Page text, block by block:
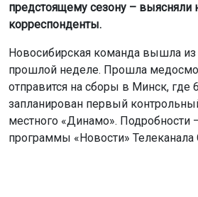
предстоящему сезону – выясняли
корреспонденты.
Новосибирская команда вышла из
прошлой неделе. Прошла
отправится на сборы в Минск, где
запланирован первый
местного «Динамо». Подробности
программы «Новости» Телеканала